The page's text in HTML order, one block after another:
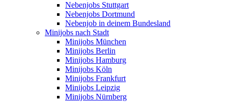
Nebenjobs Stuttgart
Nebenjobs Dortmund
Nebenjob in deinem Bundesland
Minijobs nach Stadt
Minijobs München
Minijobs Berlin
Minijobs Hamburg
Minijobs Köln
Minijobs Frankfurt
Minijobs Leipzig
Minijobs Nürnberg